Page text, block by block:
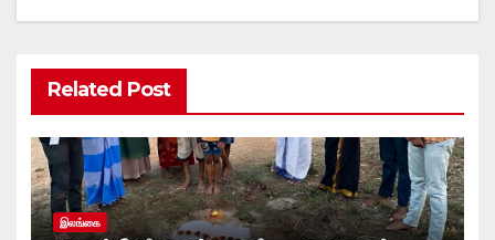
Related Post
இலங்கை